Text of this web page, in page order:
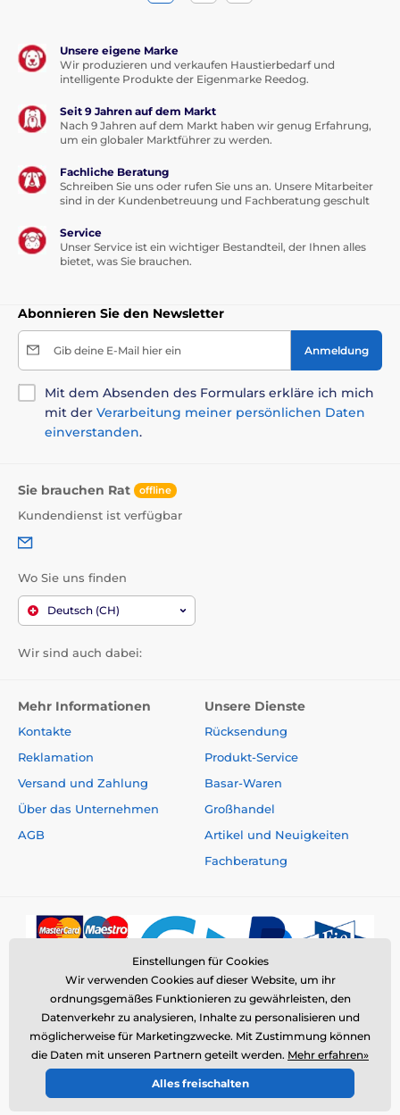
Unsere eigene Marke
Wir produzieren und verkaufen Haustierbedarf und
intelligente Produkte der Eigenmarke Reedog.
Seit 9 Jahren auf dem Markt
Nach 9 Jahren auf dem Markt haben wir genug Erfahrung,
um ein globaler Marktführer zu werden.
Fachliche Beratung
Schreiben Sie uns oder rufen Sie uns an. Unsere Mitarbeiter
sind in der Kundenbetreuung und Fachberatung geschult
Service
Unser Service ist ein wichtiger Bestandteil, der Ihnen alles
bietet, was Sie brauchen.
Abonnieren Sie den Newsletter
Gib deine E-Mail hier ein Anmeldung
Mit dem Absenden des Formulars erkläre ich mich
mit der Verarbeitung meiner persönlichen Daten
einverstanden.
Sie brauchen Rat offline
Kundendienst ist verfügbar
Wo Sie uns finden
Deutsch (CH)
Wir sind auch dabei:
Mehr Informationen
Kontakte
Reklamation
Versand und Zahlung
Über das Unternehmen
AGB
Unsere Dienste
Rücksendung
Produkt-Service
Basar-Waren
Großhandel
Artikel und Neuigkeiten
Fachberatung
© 2026 www.elektro-halsbander.ch ⦁ E-Shop erstellt von
SIMPLIA.cz
Einstellungen für Cookies
Wir verwenden Cookies auf dieser Website, um ihr
ordnungsgemäßes Funktionieren zu gewährleisten, den
Datenverkehr zu analysieren, Inhalte zu personalisieren und
möglicherweise für Marketingzwecke. Mit Zustimmung können
die Daten mit unseren Partnern geteilt werden. Mehr erfahren»
Alles freischalten